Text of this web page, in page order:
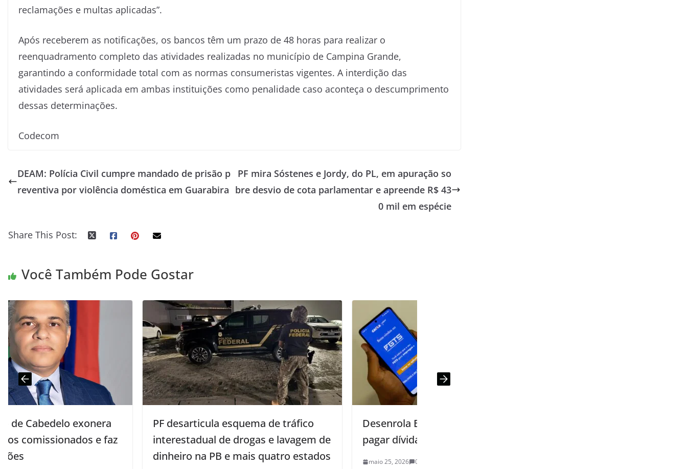
reclamações e multas aplicadas”.
Após receberem as notificações, os bancos têm um prazo de 48 horas para realizar o
reenquadramento completo das atividades realizadas no município de Campina Grande,
garantindo a conformidade total com as normas consumeristas vigentes. A interdição das
atividades será aplicada em ambas instituições como penalidade caso aconteça o descumprimento
dessas determinações.
Codecom
DEAM: Polícia Civil cumpre mandado de prisão p
reventiva por violência doméstica em Guarabira
PF mira Sóstenes e Jordy, do PL, em apuração so
bre desvio de cota parlamentar e apreende R$ 43
0 mil em espécie
Share This Post:
Você Também Pode Gostar
PF desarticula esquema de tráfico
interestadual de drogas e lavagem de
dinheiro na PB e mais quatro estados
Desenrola Brasil: uso do FGTS para
pagar dívidas começa nesta segunda
maio 25, 2026 0